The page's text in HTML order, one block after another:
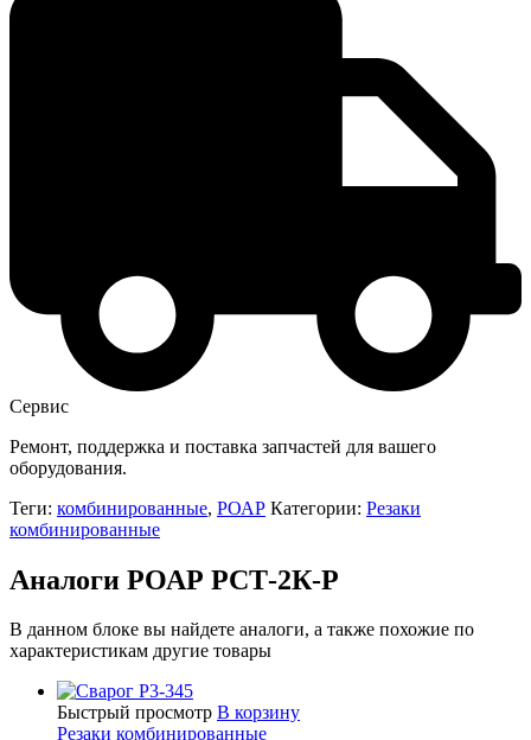
Сервис
Ремонт, поддержка и поставка запчастей для вашего
оборудования.
Теги: комбинированные, РОАР Категории: Резаки
комбинированные
Аналоги РОАР РСТ-2К-Р
В данном блоке вы найдете аналоги, а также похожие по
характеристикам другие товары
Быстрый просмотр В корзину
Резаки комбинированные